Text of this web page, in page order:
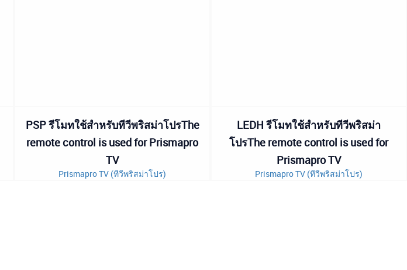
PSP รีโมทใช้สำหรับทีวีพริสม่าโปรThe
remote control is used for Prismapro
TV
Prismapro TV (ทีวีพริสม่าโปร)
LEDH รีโมทใช้สำหรับทีวีพริสม่า
โปรThe remote control is used for
Prismapro TV
Prismapro TV (ทีวีพริสม่าโปร)